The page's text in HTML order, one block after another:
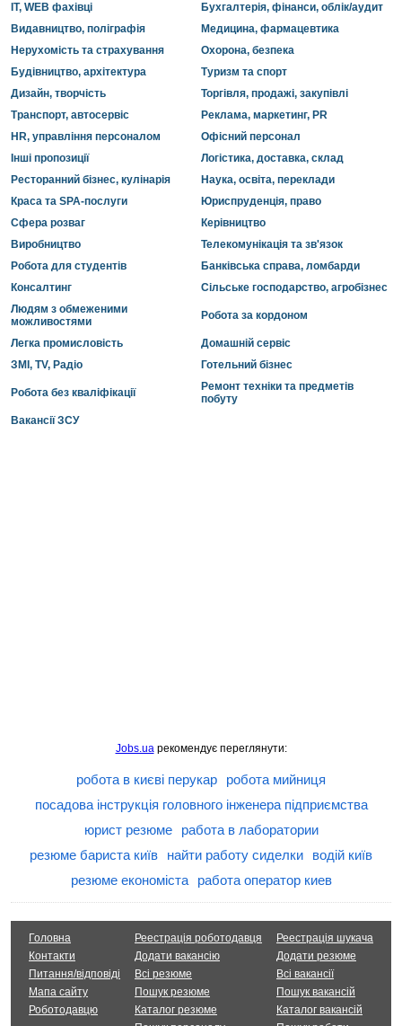
IT, WEB фахівці
Бухгалтерія, фінанси, облік/аудит
Видавництво, поліграфія
Медицина, фармацевтика
Нерухомість та страхування
Охорона, безпека
Будівництво, архітектура
Туризм та спорт
Дизайн, творчість
Торгівля, продажі, закупівлі
Транспорт, автосервіс
Реклама, маркетинг, PR
HR, управління персоналом
Офісний персонал
Інші пропозиції
Логістика, доставка, склад
Ресторанний бізнес, кулінарія
Наука, освіта, переклади
Краса та SPA-послуги
Юриспруденція, право
Сфера розваг
Керівництво
Виробництво
Телекомунікація та зв'язок
Робота для студентів
Банківська справа, ломбарди
Консалтинг
Сільське господарство, агробізнес
Людям з обмеженими
можливостями
Робота за кордоном
Легка промисловість
Домашній сервіс
ЗМІ, TV, Радіо
Готельний бізнес
Робота без кваліфікації
Ремонт техніки та предметів
побуту
Вакансії ЗСУ
Jobs.uaрекомендує переглянути:
робота в києві перукар
робота мийниця
посадова інструкція головного інженера підприємства
юрист резюме
работа в лаборатории
резюме бариста київ
найти работу сиделки
водій київ
резюме економіста
работа оператор киев
Головна
Контакти
Питання/відповіді
Мапа сайту
Роботодавцю
Реестрація роботодавця
Додати вакансію
Всі резюме
Пошук резюме
Каталог резюме
Реестрація шукача
Додати резюме
Всі вакансії
Пошук вакансій
Каталог вакансій